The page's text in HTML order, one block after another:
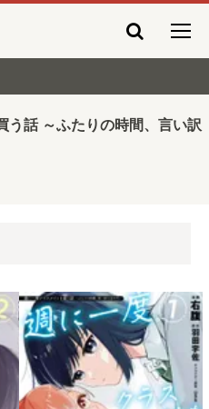
う話 ～ふたりの時間、言い訳